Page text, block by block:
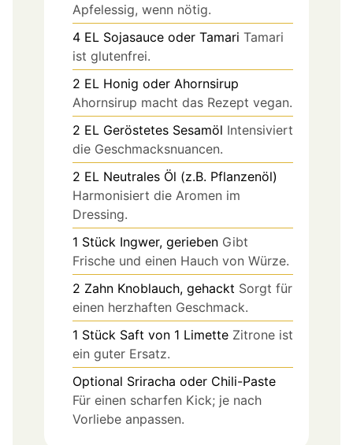
Apfelessig, wenn nötig.
4 EL Sojasauce oder Tamari Tamari
ist glutenfrei.
2 EL Honig oder Ahornsirup
Ahornsirup macht das Rezept vegan.
2 EL Geröstetes Sesamöl Intensiviert
die Geschmacksnuancen.
2 EL Neutrales Öl (z.B. Pflanzenöl)
Harmonisiert die Aromen im
Dressing.
1 Stück Ingwer, gerieben Gibt
Frische und einen Hauch von Würze.
2 Zahn Knoblauch, gehackt Sorgt für
einen herzhaften Geschmack.
1 Stück Saft von 1 Limette Zitrone ist
ein guter Ersatz.
Optional Sriracha oder Chili-Paste
Für einen scharfen Kick; je nach
Vorliebe anpassen.